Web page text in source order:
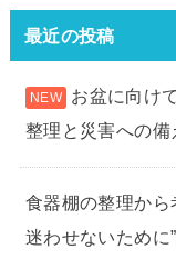
最近の投稿
お盆に向け
整理と災害への備
食器棚の整理から
迷わせないために”